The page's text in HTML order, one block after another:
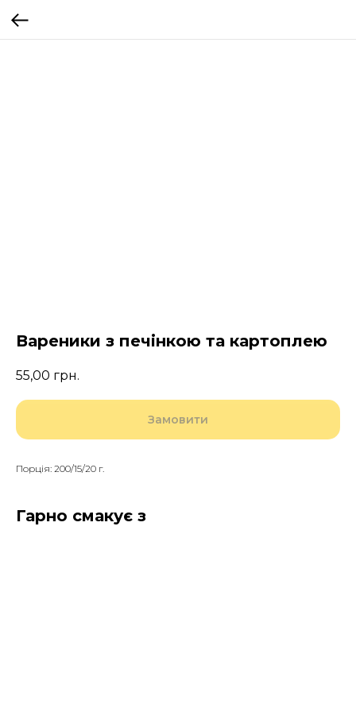
Вареники з печінкою та картоплею
55,00 грн.
Замовити
Порція: 200/15/20 г.
Гарно смакує з